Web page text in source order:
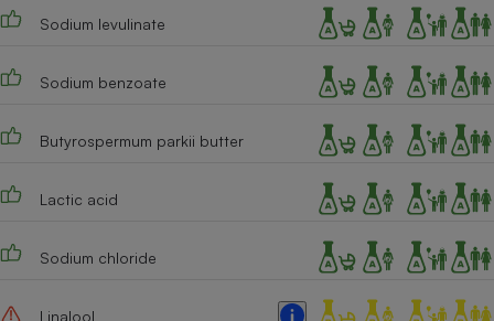
Sodium levulinate
Sodium benzoate
Butyrospermum parkii butter
Lactic acid
Sodium chloride
Linalool
Robot ménager